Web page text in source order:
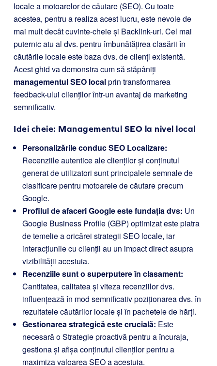
locale a motoarelor de căutare (SEO). Cu toate
acestea, pentru a realiza acest lucru, este nevoie de
mai mult decât cuvinte-cheie și Backlink-uri. Cel mai
puternic atu al dvs. pentru îmbunătățirea clasării în
căutările locale este baza dvs. de clienți existentă.
Acest ghid va demonstra cum să stăpâniți
managementul SEO localprin transformarea
feedback-ului clienților într-un avantaj de marketing
semnificativ.
Idei cheie: Managementul SEO la nivel local
Personalizările conduc SEO Localizare:
Recenziile autentice ale clienților și conținutul
generat de utilizatori sunt principalele semnale de
clasificare pentru motoarele de căutare precum
Google.
Profilul de afaceri Google este fundația dvs: Un
Google Business Profile (GBP) optimizat este piatra
de temelie a oricărei strategii SEO locale, iar
interacțiunile cu clienții au un impact direct asupra
vizibilității acestuia.
Recenziile sunt o superputere în clasament:
Cantitatea, calitatea și viteza recenziilor dvs.
influențează în mod semnificativ poziționarea dvs. în
rezultatele căutărilor locale și în pachetele de hărți.
Gestionarea strategică este crucială: Este
necesară o Strategie proactivă pentru a încuraja,
gestiona și afișa conținutul clienților pentru a
maximiza valoarea SEO a acestuia.